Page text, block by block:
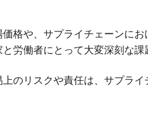
格や、サプライチェーンに
労働者にとって大変深刻な
のリスクや責任は、サプラ